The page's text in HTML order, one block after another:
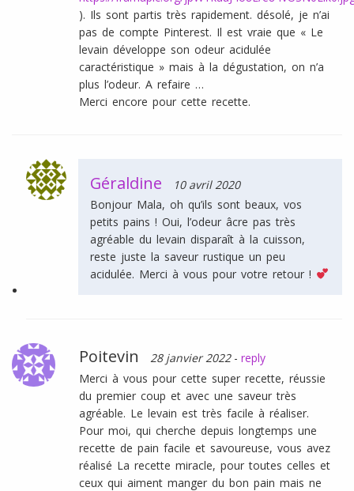
). Ils sont partis très rapidement. désolé, je n’ai
pas de compte Pinterest. Il est vraie que « Le
levain développe son odeur acidulée
caractéristique » mais à la dégustation, on n’a
plus l’odeur. A refaire …
Merci encore pour cette recette.
Géraldine
10 avril 2020
Bonjour Mala, oh qu’ils sont beaux, vos
petits pains ! Oui, l’odeur âcre pas très
agréable du levain disparaît à la cuisson,
reste juste la saveur rustique un peu
acidulée. Merci à vous pour votre retour !
Poitevin 28 janvier 2022 - reply
Merci à vous pour cette super recette, réussie
du premier coup et avec une saveur très
agréable. Le levain est très facile à réaliser.
Pour moi, qui cherche depuis longtemps une
recette de pain facile et savoureuse, vous avez
réalisé La recette miracle, pour toutes celles et
ceux qui aiment manger du bon pain mais ne